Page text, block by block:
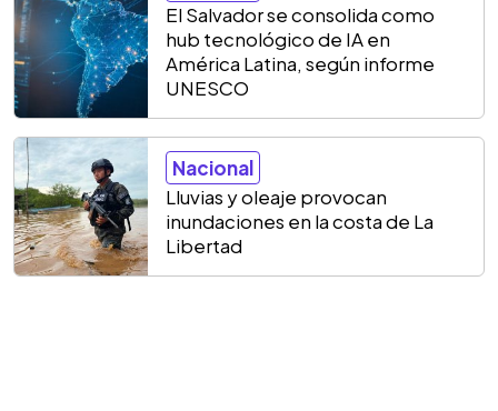
El Salvador se consolida como
hub tecnológico de IA en
América Latina, según informe
UNESCO
Nacional
Lluvias y oleaje provocan
inundaciones en la costa de La
Libertad